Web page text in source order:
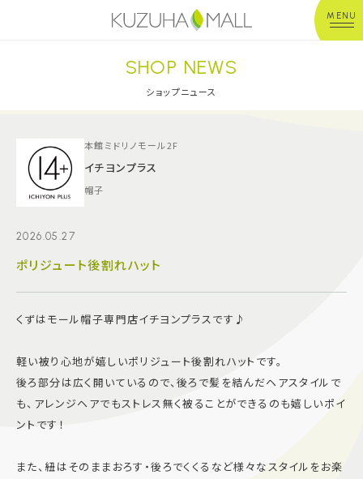
MENU
年中無休平 日：10:00~20:00
※店舗により異なる
ショップガイド
イベント
施設案内
SHOP NEWS
ショップニュース
本館ミドリノモール2F
イチヨンプラス
帽子
2026.05.27
ポリジュート後割れハット
くずはモール帽子専門店イチヨンプラスです♪
軽い被り心地が嬉しいポリジュート後割れハットです。
後ろ部分は広く開いているので、後ろで髪を結んだヘアスタイルで
も、アレンジヘアでもストレス無く被ることができるのも嬉しいポイ
ントです！
また、紐はそのままおろす・後ろでくくるなど様々なスタイルをお楽